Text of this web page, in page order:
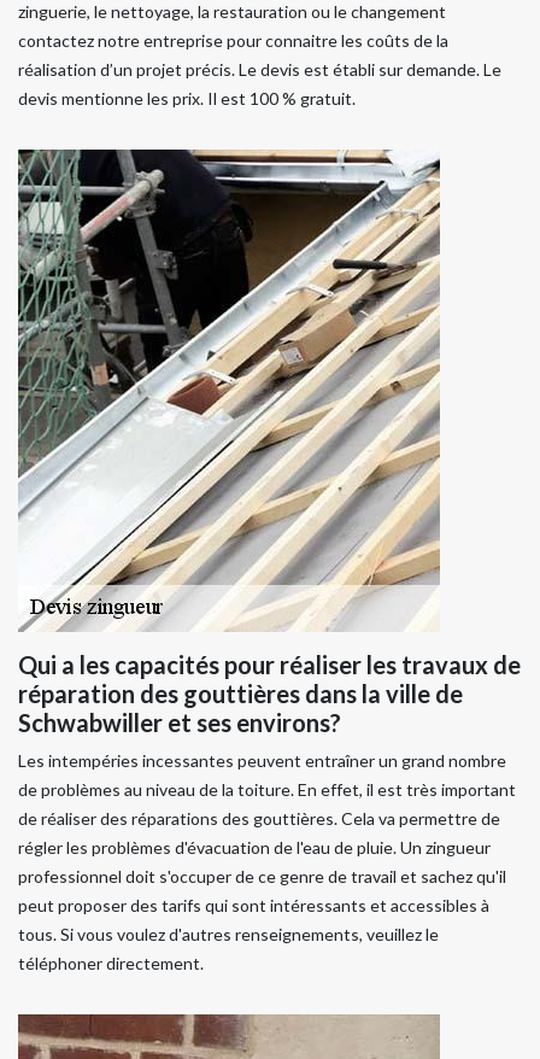
zinguerie, le nettoyage, la restauration ou le changement
contactez notre entreprise pour connaitre les coûts de la
réalisation d’un projet précis. Le devis est établi sur demande. Le
devis mentionne les prix. Il est 100 % gratuit.
Qui a les capacités pour réaliser les travaux de
réparation des gouttières dans la ville de
Schwabwiller et ses environs?
Les intempéries incessantes peuvent entraîner un grand nombre
de problèmes au niveau de la toiture. En effet, il est très important
de réaliser des réparations des gouttières. Cela va permettre de
régler les problèmes d'évacuation de l'eau de pluie. Un zingueur
professionnel doit s'occuper de ce genre de travail et sachez qu'il
peut proposer des tarifs qui sont intéressants et accessibles à
tous. Si vous voulez d'autres renseignements, veuillez le
téléphoner directement.